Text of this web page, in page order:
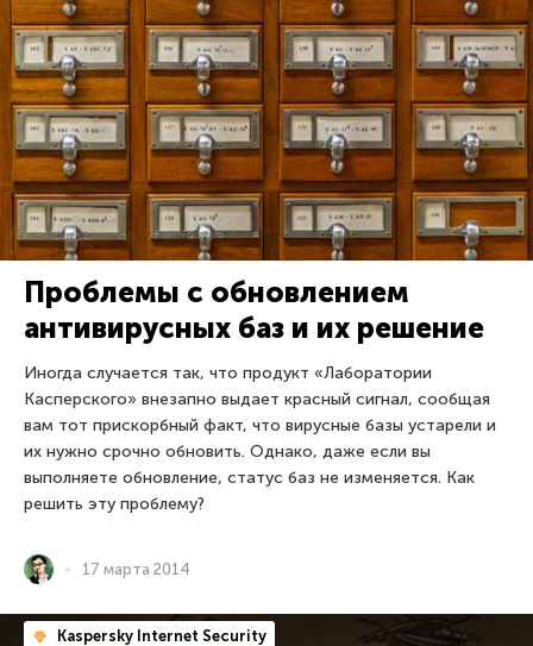
Проблемы с обновлением
антивирусных баз и их решение
Иногда случается так, что продукт «Лаборатории
Касперского» внезапно выдает красный сигнал, сообщая
вам тот прискорбный факт, что вирусные базы устарели и
их нужно срочно обновить. Однако, даже если вы
выполняете обновление, статус баз не изменяется. Как
решить эту проблему?
17 марта 2014
Kaspersky Internet Security